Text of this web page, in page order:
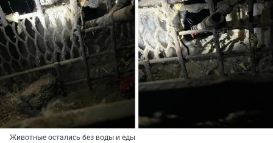
Животные остались без воды и еды